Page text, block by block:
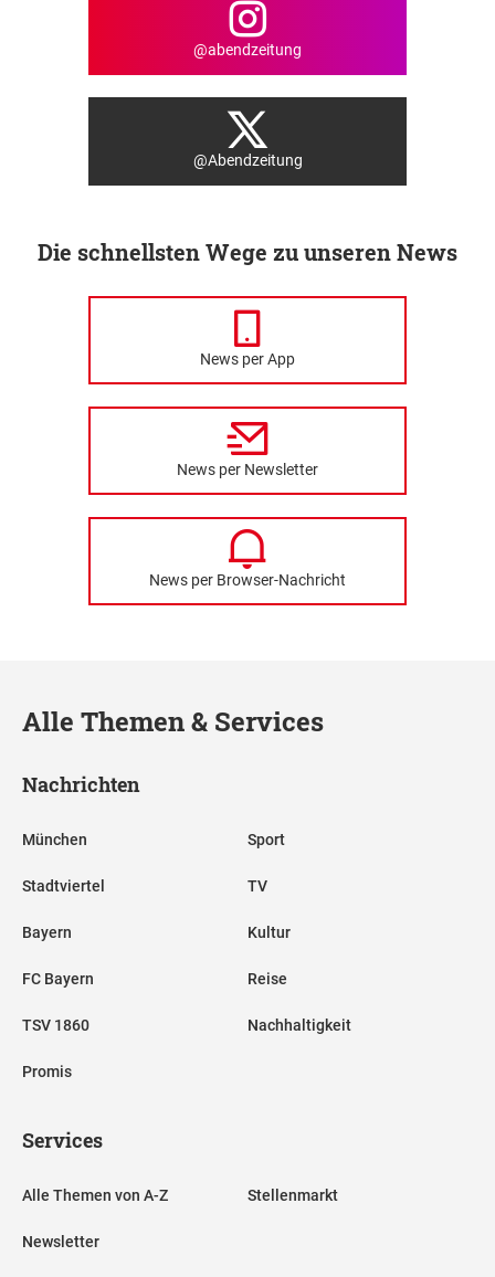
@abendzeitung
@Abendzeitung
Die schnellsten Wege zu unseren News
News per App
News per Newsletter
News per Browser-Nachricht
Alle Themen & Services
Nachrichten
München
Stadtviertel
Bayern
FC Bayern
TSV 1860
Promis
Sport
TV
Kultur
Reise
Nachhaltigkeit
Services
Alle Themen von A-Z
Newsletter
Stellenmarkt